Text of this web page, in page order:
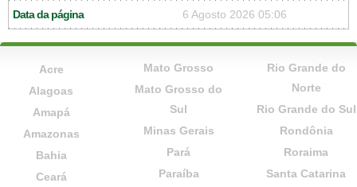
Data da página 6 Agosto 2026 05:06
Acre
Alagoas
Amapá
Amazonas
Bahia
Ceará
Mato Grosso
Mato Grosso do
Sul
Minas Gerais
Pará
Paraíba
Rio Grande do
Norte
Rio Grande do Sul
Rondônia
Roraima
Santa Catarina